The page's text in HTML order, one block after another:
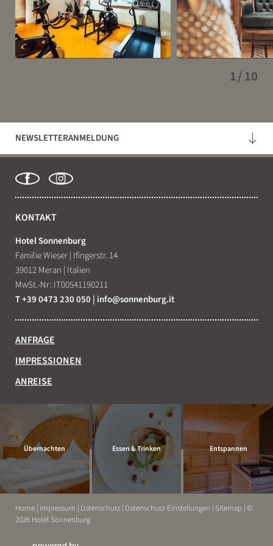
1/10
NEWSLETTERANMELDUNG
KONTAKT
Hotel Sonnenburg
Familie Wieser| Ifingerstr. 14
39012 Meran | Italien
MwSt.-Nr: IT00541190211
T +39 0473 230 050 | info@sonnenburg.it
ANFRAGE
IMPRESSIONEN
ANREISE
Übernachten Essen & Trinken Entspannen
Home | Impressum | Datenschutz | Datenschutz-Einstellungen | Sitemap |©
2026 Hotel Sonnenburg